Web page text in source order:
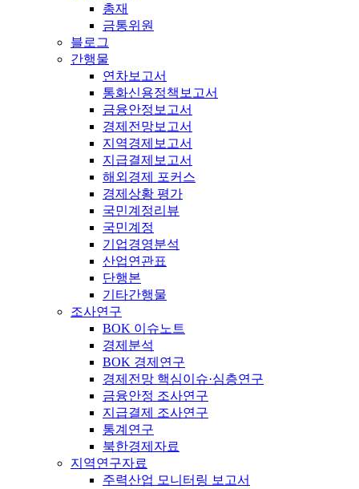
총재
금통위원
블로그
간행물
연차보고서
통화신용정책보고서
금융안정보고서
경제전망보고서
지역경제보고서
지급결제보고서
해외경제 포커스
경제상황 평가
국민계정리뷰
국민계정
기업경영분석
산업연관표
단행본
기타간행물
조사연구
BOK 이슈노트
경제분석
BOK 경제연구
경제전망 핵심이슈·심층연구
금융안정 조사연구
지급결제 조사연구
통계연구
북한경제자료
지역연구자료
주력산업 모니터링 보고서